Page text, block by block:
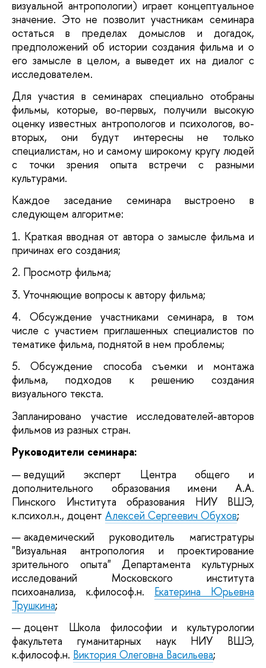
визуальной антропологии) играет концептуальное
значение. Это не позволит участникам семинара
остаться в пределах домыслов и догадок,
предположений об истории создания фильма и о
его замысле в целом, а выведет их на диалог с
исследователем.
Для участия в семинарах специально отобраны
фильмы, которые, во-первых, получили высокую
оценку известных антропологов и психологов, во-
вторых, они будут интересны не только
специалистам, но и самому широкому кругу людей
с точки зрения опыта встречи с разными
культурами.
Каждое заседание семинара выстроено в
следующем алгоритме:
1. Краткая вводная от автора о замысле фильма и
причинах его создания;
2. Просмотр фильма;
3. Уточняющие вопросы к автору фильма;
4. Обсуждение участниками семинара, в том
числе с участием приглашенных специалистов по
тематике фильма, поднятой в нем проблемы;
5. Обсуждение способа съемки и монтажа
фильма, подходов к решению создания
визуального текста.
Запланировано участие исследователей-авторов
фильмов из разных стран.
Руководители семинара:
ведущий эксперт Центра общего и
дополнительного образования имени А.А.
Пинского Института образования НИУ ВШЭ,
к.психол.н., доцент Алексей Сергеевич Обухов;
академический руководитель магистратуры
"Визуальная антропология и проектирование
зрительного опыта" Департамента культурных
исследований Московского института
психоанализа, к.философ.н. Екатерина Юрьевна
Трушкина;
доцент Школа философии и культурологии
факультета гуманитарных наук НИУ ВШЭ,
к.философ.н. Виктория Олеговна Васильева;